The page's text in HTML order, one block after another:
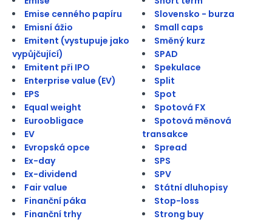
Emise cenného papíru
Emisní ážio
Emitent (vystupuje jako
vypůjčující)
Emitent při IPO
Enterprise value (EV)
EPS
Equal weight
Euroobligace
EV
Evropská opce
Ex-day
Ex-dividend
Fair value
Finanční páka
Finanční trhy
Slovensko - burza
Small caps
Směný kurz
SPAD
Spekulace
Split
Spot
Spotová FX
Spotová měnová
transakce
Spread
SPS
SPV
Státní dluhopisy
Stop-loss
Strong buy